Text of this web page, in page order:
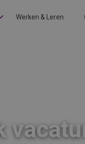
Werken & Leren